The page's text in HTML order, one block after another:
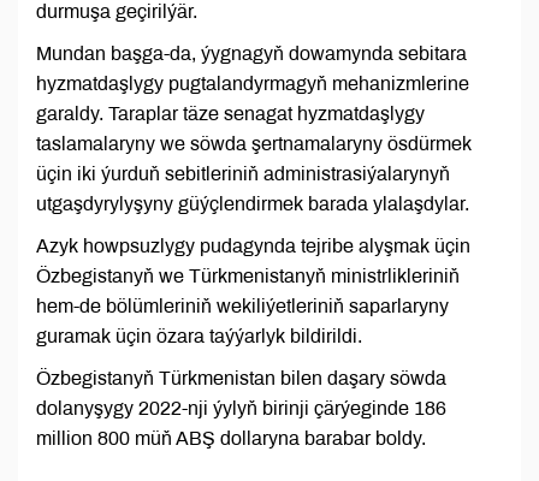
durmuşa geçirilýär.
Mundan başga-da, ýygnagyň dowamynda sebitara
hyzmatdaşlygy pugtalandyrmagyň mehanizmlerine
garaldy. Taraplar täze senagat hyzmatdaşlygy
taslamalaryny we söwda şertnamalaryny ösdürmek
üçin iki ýurduň sebitleriniň administrasiýalarynyň
utgaşdyrylyşyny güýçlendirmek barada ylalaşdylar.
Azyk howpsuzlygy pudagynda tejribe alyşmak üçin
Özbegistanyň we Türkmenistanyň ministrlikleriniň
hem-de bölümleriniň wekiliýetleriniň saparlaryny
guramak üçin özara taýýarlyk bildirildi.
Özbegistanyň Türkmenistan bilen daşary söwda
dolanyşygy 2022-nji ýylyň birinji çärýeginde 186
million 800 müň ABŞ dollaryna barabar boldy.